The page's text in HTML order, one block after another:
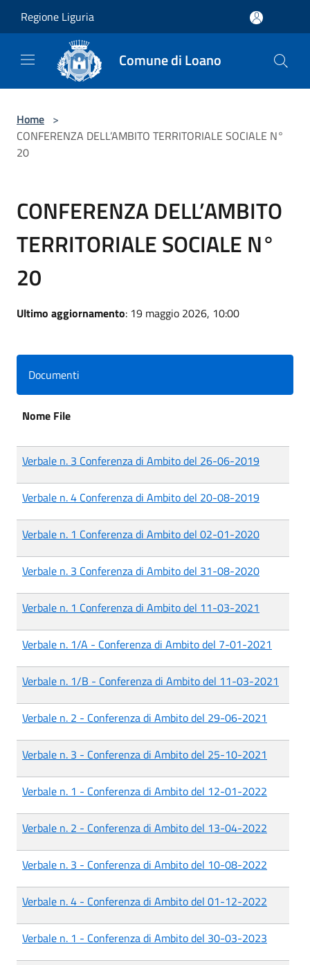
Regione Liguria
Comune di Loano
Home >
CONFERENZA DELL’AMBITO TERRITORIALE SOCIALE N°
20
CONFERENZA DELL’AMBITO
TERRITORIALE SOCIALE N°
20
Ultimo aggiornamento: 19 maggio 2026, 10:00
Documenti
Nome File
Verbale n. 3 Conferenza di Ambito del 26-06-2019
Verbale n. 4 Conferenza di Ambito del 20-08-2019
Verbale n. 1 Conferenza di Ambito del 02-01-2020
Verbale n. 3 Conferenza di Ambito del 31-08-2020
Verbale n. 1 Conferenza di Ambito del 11-03-2021
Verbale n. 1/A - Conferenza di Ambito del 7-01-2021
Verbale n. 1/B - Conferenza di Ambito del 11-03-2021
Verbale n. 2 - Conferenza di Ambito del 29-06-2021
Verbale n. 3 - Conferenza di Ambito del 25-10-2021
Verbale n. 1 - Conferenza di Ambito del 12-01-2022
Verbale n. 2 - Conferenza di Ambito del 13-04-2022
Verbale n. 3 - Conferenza di Ambito del 10-08-2022
Verbale n. 4 - Conferenza di Ambito del 01-12-2022
Verbale n. 1 - Conferenza di Ambito del 30-03-2023